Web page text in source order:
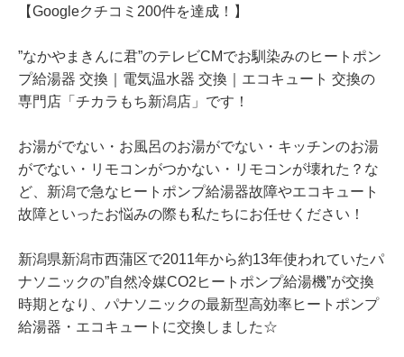
【Googleクチコミ200件を達成！】
”なかやまきんに君”のテレビCMでお馴染みのヒートポン
プ給湯器 交換｜電気温水器 交換｜エコキュート 交換の
専門店「チカラもち新潟店」です！
お湯がでない・お風呂のお湯がでない・キッチンのお湯
がでない・リモコンがつかない・リモコンが壊れた？な
ど、新潟で急なヒートポンプ給湯器故障やエコキュート
故障といったお悩みの際も私たちにお任せください！
新潟県新潟市西蒲区で2011年から約13年使われていたパ
ナソニックの”自然冷媒CO2ヒートポンプ給湯機”が交換
時期となり、パナソニックの最新型高効率ヒートポンプ
給湯器・エコキュートに交換しました☆